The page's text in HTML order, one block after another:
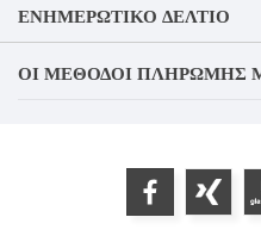
ΕΝΗΜΕΡΩΤΙΚΌ ΔΕΛΤΊΟ
ΟΙ ΜΈΘΟΔΟΙ ΠΛΗΡΩΜΉΣ